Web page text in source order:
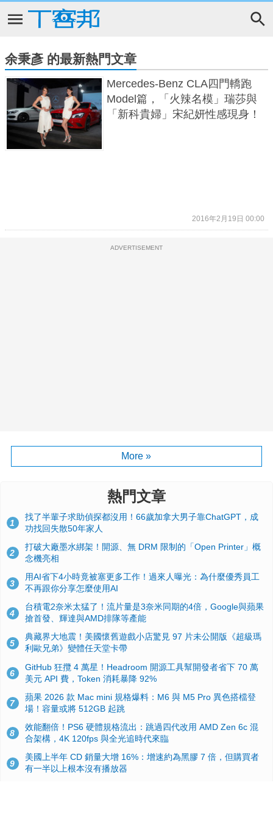
余秉彥 的最新熱門文章
Mercedes-Benz CLA四門轎跑
Model篇，「火辣名模」瑞莎與
「新科貴婦」宋紀妍性感現身！
2016年2月19日 00:00
ADVERTISEMENT
More »
熱門文章
1
找了半輩子求助偵探都沒用！66歲加拿大男子靠ChatGPT，成
功找回失散50年家人
2
打破大廠墨水綁架！開源、無 DRM 限制的「Open Printer」概
念機亮相
3
用AI省下4小時竟被塞更多工作！過來人曝光：為什麼優秀員工
不再跟你分享怎麼使用AI
4
台積電2奈米太猛了！流片量是3奈米同期的4倍，Google與蘋果
搶首發、輝達與AMD排隊等產能
5
典藏界大地震！美國懷舊遊戲小店驚見 97 片未公開版《超級瑪
利歐兄弟》變體任天堂卡帶
6
GitHub 狂攬 4 萬星！Headroom 開源工具幫開發者省下 70 萬
美元 API 費，Token 消耗暴降 92%
7
蘋果 2026 款 Mac mini 規格爆料：M6 與 M5 Pro 異色搭檔登
場！容量或將 512GB 起跳
8
效能翻倍！PS6 硬體規格流出：跳過四代改用 AMD Zen 6c 混
合架構，4K 120fps 與全光追時代來臨
9
美國上半年 CD 銷量大增 16%：增速約為黑膠 7 倍，但購買者
有一半以上根本沒有播放器